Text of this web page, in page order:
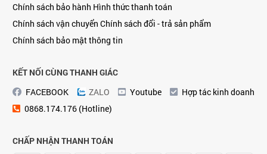
Chính sách bảo hành Hình thức thanh toán
Chính sách vận chuyển Chính sách đổi - trả sản phẩm
Chính sách bảo mật thông tin
KẾT NỐI CÙNG THANH GIÁC
FACEBOOK
ZALO Youtube
Hợp tác kinh doanh
0868.174.176 (Hotline)
CHẤP NHẬN THANH TOÁN